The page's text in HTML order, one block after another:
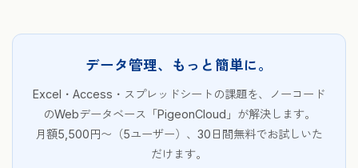
データ管理、もっと簡単に。
Excel・Access・スプレッドシートの課題を、ノーコード
のWebデータベース「PigeonCloud」が解決します。
月額5,500円〜（5ユーザー）、30日間無料でお試しいた
だけます。